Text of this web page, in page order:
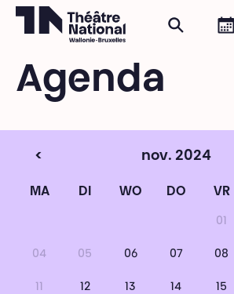
Zoeken
Agenda
< nov. 2024
MA DI WO DO VR
01
04 05 06 07 08
11 12 13 14 15